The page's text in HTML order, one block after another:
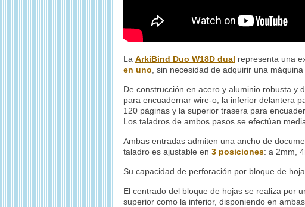
La ArkiBind Duo W18D dual representa una
en uno , sin necesidad de adquirir una
De construcción en acero y aluminio robusta y
para encuadernar wire-o , la inferior delantera
120 páginas y la superior trasera para
Los taladros de ambos pasos se efectúan
Ambas entradas admiten una ancho de
taladro es ajustable en 3 posiciones: a 2mm,
Su capacidad de perforación por bloque de
El centrado del bloque de hojas se realiza por
superior como la inferior, disponiendo en